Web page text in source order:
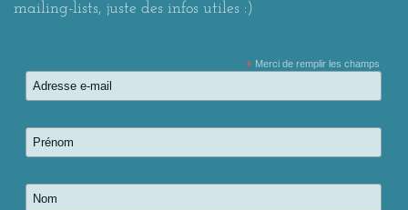
mailing-lists, juste des infos utiles :)
*Merci de remplir les champs